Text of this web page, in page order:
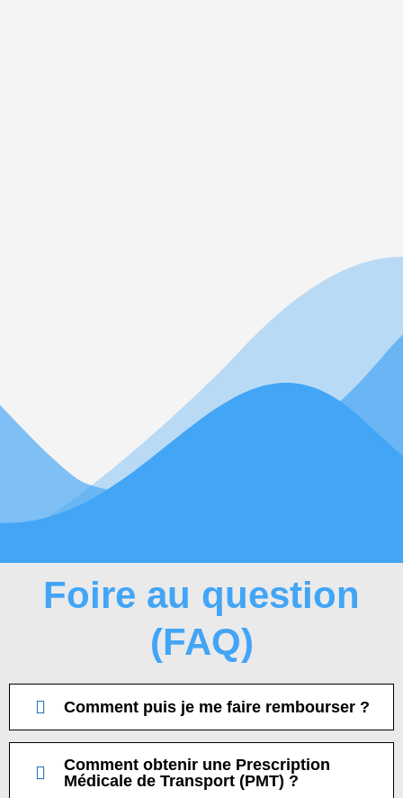
Foire au question
(FAQ)
Comment puis je me faire rembourser ?
Comment obtenir une Prescription
Médicale de Transport (PMT) ?